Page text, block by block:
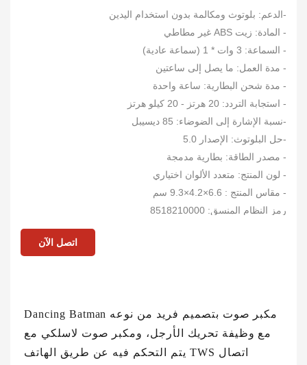
-الدعم: بلوتوث ومكالمة بدون استخدام اليدين
- المادة: زيت ABS غير مطاطي
- السماعة: 3 وات * 1 (سماعة عادية)
- مدة العمل: ما يصل إلى ساعتين
- مدة شحن البطارية: ساعة واحدة
- استجابة التردد: 20 هرتز - 20 كيلو هرتز
-نسبة الإشارة إلى الضوضاء: 85 ديسيبل
-حل البلوتوث: الإصدار 5.0
- مصدر الطاقة: بطارية مدمجة
- لون المنتج: متعدد الألوان اختياري
- مقاس المنتج : 6.6×4.2×9.3 سم
رمز النظام المنسق: 8518210000
اتصل الآن
مكبر صوت بتصميم فريد من نوعه Dancing Batman
مع وظيفة تحريك الأرجل، ومكبر صوت لاسلكي مع
اتصال TWS يتم التحكم فيه عن طريق الهاتف